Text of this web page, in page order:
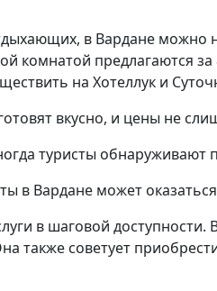
в Вардане можно
комнатой предлагаются
на Хотеллук и
вкусно, и цены не
туристы
в Вардане может
в шаговой доступности.
советует